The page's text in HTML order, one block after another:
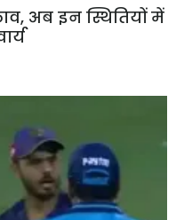
अब इन स्थितियों में